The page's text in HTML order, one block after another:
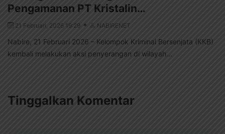
Pengamanan PT Kristalin…
21 Februari, 2026 19:29 NABIRENET
Nabire, 21 Februari 2026 – Kelompok Kriminal Bersenjata (KKB)
kembali melakukan aksi penyerangan di wilayah...
Tinggalkan Komentar